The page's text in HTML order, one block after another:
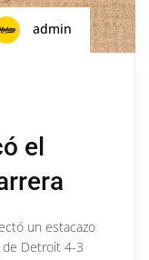
admin
el
un estacazo
Detroit 4-3